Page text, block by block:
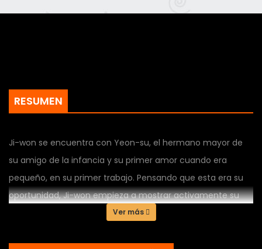
RESUMEN
Ji-won se encuentra con Yeon-su, el hermano mayor de
su amigo de la infancia y su primer amor cuando era
pequeño, en su primer trabajo. Pensando que esta era su
oportunidad, Ji-won empieza a mostrar activamente su
afecto hacia Yeon-su, pero la relación no avanza y poco a
Ver más